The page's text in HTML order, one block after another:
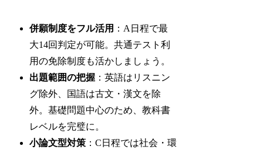
併願制度をフル活用 ：A日程で最
大14回判定が可能。共通テスト利
用の免除制度も活かしましょう。
出題範囲の把握 ：英語はリスニン
グ除外、国語は古文・漢文を除
外。基礎問題中心のため、教科書
レベルを完璧に。
小論文型対策 ：C日程では社会・環